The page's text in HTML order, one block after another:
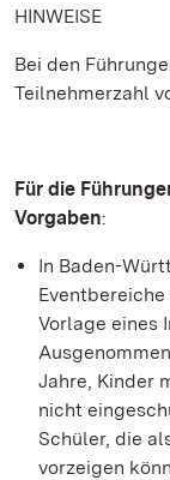
HINWEISE
Bei den
Teilnehmerzahl
Für die
Vorgaben:
In Baden-
Vorlage eines
Jahre, Kinder
nicht
Schüler, die
vorzeigen